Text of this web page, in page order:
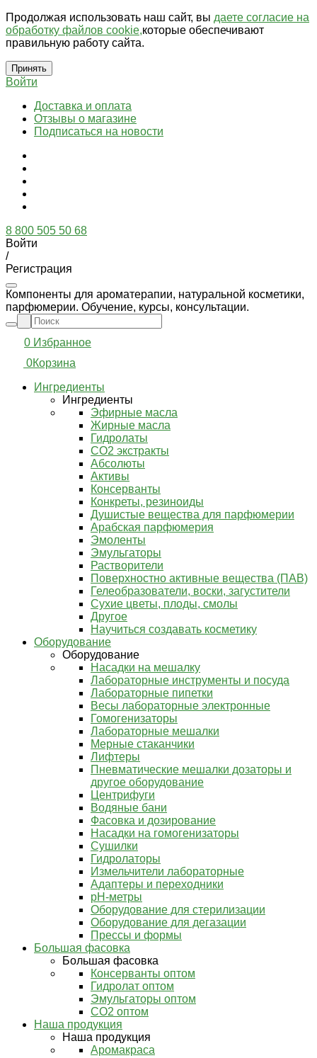
Продолжая использовать наш сайт, вы даете согласие на
обработку файлов cookie,которые обеспечивают
правильную работу сайта.
Принять
Войти
Доставка и оплата
Отзывы о магазине
Подписаться на новости
8 800 505 50 68
Войти
/
Регистрация
Компоненты для ароматерапии, натуральной косметики,
парфюмерии. Обучение, курсы, консультации.
0 Избранное
0Корзина
Ингредиенты
Ингредиенты
Эфирные масла
Жирные масла
Гидролаты
СО2 экстракты
Абсолюты
Активы
Консерванты
Конкреты, резиноиды
Душистые вещества для парфюмерии
Арабская парфюмерия
Эмоленты
Эмульгаторы
Растворители
Поверхностно активные вещества (ПАВ)
Гелеобразователи, воски, загустители
Сухие цветы, плоды, смолы
Другое
Научиться создавать косметику
Оборудование
Оборудование
Насадки на мешалку
Лабораторные инструменты и посуда
Лабораторные пипетки
Весы лабораторные электронные
Гомогенизаторы
Лабораторные мешалки
Мерные стаканчики
Лифтеры
Пневматические мешалки дозаторы и
другое оборудование
Центрифуги
Водяные бани
Фасовка и дозирование
Насадки на гомогенизаторы
Сушилки
Гидролаторы
Измельчители лабораторные
Адаптеры и переходники
pH-метры
Оборудование для стерилизации
Оборудование для дегазации
Прессы и формы
Большая фасовка
Большая фасовка
Консерванты оптом
Гидролат оптом
Эмульгаторы оптом
СО2 оптом
Наша продукция
Наша продукция
Аромакраса